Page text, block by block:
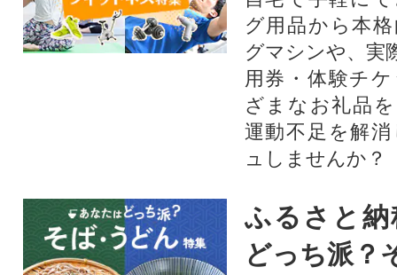
グ用品から本
グマシンや、実
用券・体験チ
ざまなお礼品
運動不足を解
ュしませんか？
ふるさと
どっち派？